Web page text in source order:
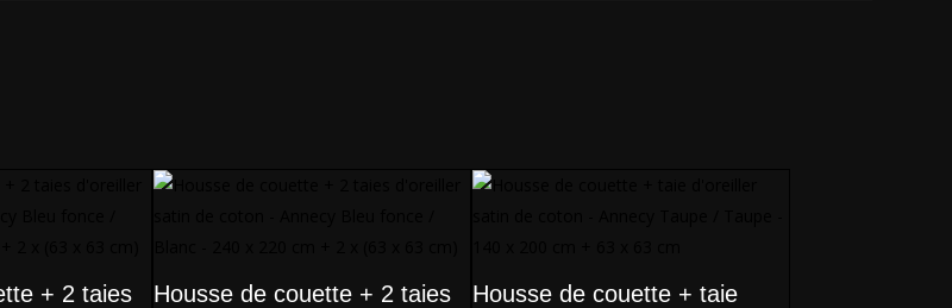
+ 2 taies
Housse de couette + 2 taies
Housse de couette + taie